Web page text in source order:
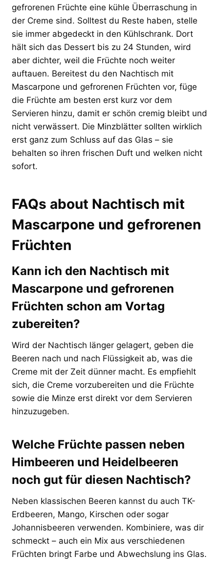
gefrorenen Früchte eine kühle Überraschung in
der Creme sind. Solltest du Reste haben, stelle
sie immer abgedeckt in den Kühlschrank. Dort
hält sich das Dessert bis zu 24 Stunden, wird
aber dichter, weil die Früchte noch weiter
auftauen. Bereitest du den Nachtisch mit
Mascarpone und gefrorenen Früchten vor, füge
die Früchte am besten erst kurz vor dem
Servieren hinzu, damit er schön cremig bleibt und
nicht verwässert. Die Minzblätter sollten wirklich
erst ganz zum Schluss auf das Glas – sie
behalten so ihren frischen Duft und welken nicht
sofort.
FAQs about Nachtisch mit
Mascarpone und gefrorenen
Früchten
Kann ich den Nachtisch mit
Mascarpone und gefrorenen
Früchten schon am Vortag
zubereiten?
Wird der Nachtisch länger gelagert, geben die
Beeren nach und nach Flüssigkeit ab, was die
Creme mit der Zeit dünner macht. Es empfiehlt
sich, die Creme vorzubereiten und die Früchte
sowie die Minze erst direkt vor dem Servieren
hinzuzugeben.
Welche Früchte passen neben
Himbeeren und Heidelbeeren
noch gut für diesen Nachtisch?
Neben klassischen Beeren kannst du auch TK-
Erdbeeren, Mango, Kirschen oder sogar
Johannisbeeren verwenden. Kombiniere, was dir
schmeckt – auch ein Mix aus verschiedenen
Früchten bringt Farbe und Abwechslung ins Glas.